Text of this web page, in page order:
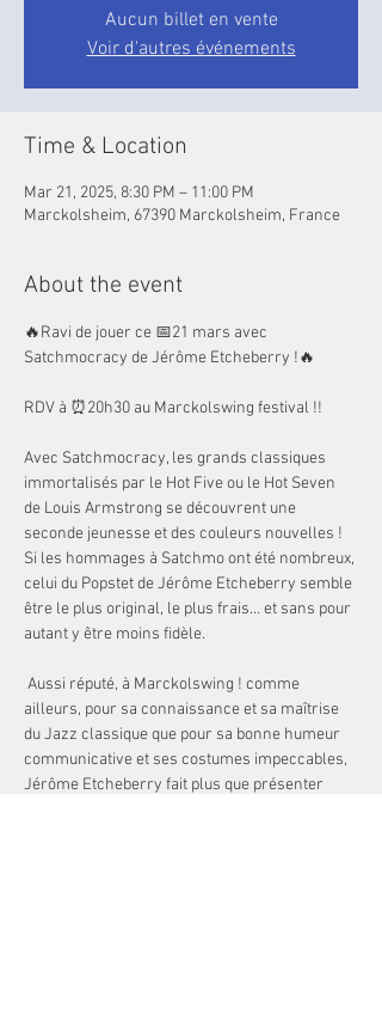
Aucun billet en vente
Voir d'autres événements
Time & Location
Mar 21, 2025, 8:30 PM – 11:00 PM
Marckolsheim, 67390 Marckolsheim, France
About the event
🔥Ravi de jouer ce 📅21 mars avec
Satchmocracy de Jérôme Etcheberry !🔥
RDV à ⏰20h30 au Marckolswing festival !!
Avec Satchmocracy, les grands classiques
immortalisés par le Hot Five ou le Hot Seven
de Louis Armstrong se découvrent une
seconde jeunesse et des couleurs nouvelles !
Si les hommages à Satchmo ont été nombreux,
celui du Popstet de Jérôme Etcheberry semble
être le plus original, le plus frais… et sans pour
autant y être moins fidèle.
Aussi réputé, à Marckolswing ! comme
ailleurs, pour sa connaissance et sa maîtrise
du Jazz classique que pour sa bonne humeur
communicative et ses costumes impeccables,
Jérôme Etcheberry fait plus que présenter